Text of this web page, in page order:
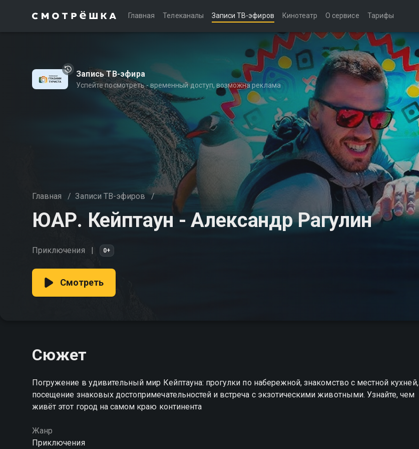
Главная Телеканалы Записи ТВ-эфиров Кинотеатр О сервисе Тарифы
Запись ТВ-эфира
Успейте посмотреть - временный доступ, возможна реклама
Главная / Записи ТВ-эфиров /
ЮАР. Кейптаун - Александр Рагулин
Приключения 0+
Смотреть
Сюжет
Погружение в удивительный мир Кейптауна: прогулки по набережной, знакомство с местной кухней,
посещение знаковых достопримечательностей и встреча с экзотическими животными. Узнайте, чем
живёт этот город на самом краю континента
Жанр
Приключения